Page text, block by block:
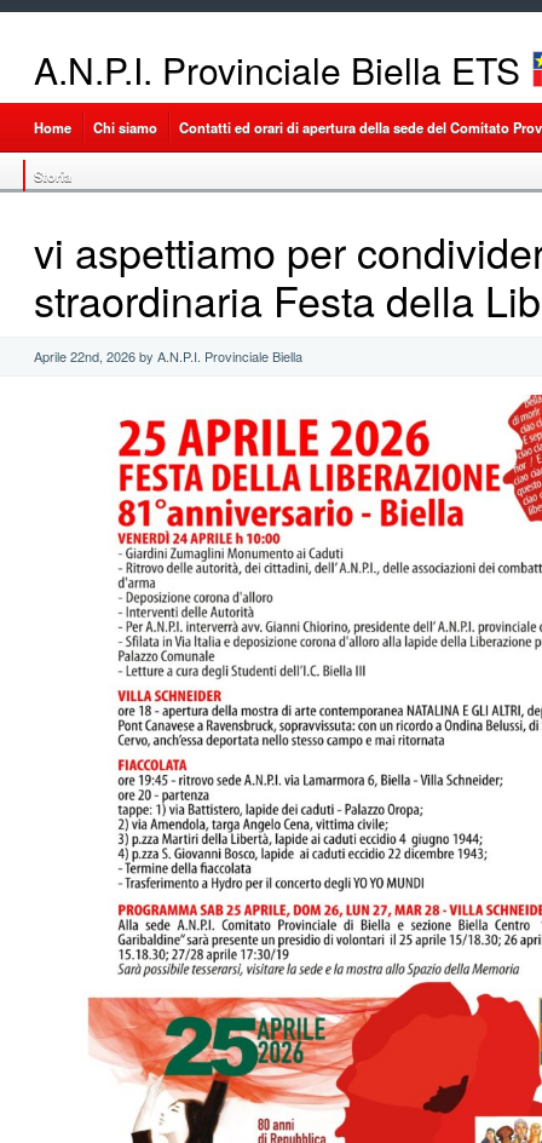
A.N.P.I. Provinciale Biella ETS
Home Chi siamo Contatti ed orari di apertura della sede del Comitato
Storia
vi aspettiamo per
straordinaria Festa della
Aprile 22nd, 2026 by A.N.P.I. Provinciale Biella